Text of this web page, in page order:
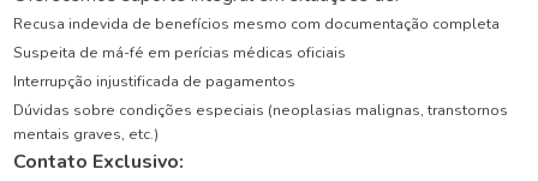
Recusa indevida de benefícios mesmo com documentação completa
Suspeita de má-fé em perícias médicas oficiais
Interrupção injustificada de pagamentos
Dúvidas sobre condições especiais (neoplasias malignas, transtornos
mentais graves, etc.)
Contato Exclusivo: